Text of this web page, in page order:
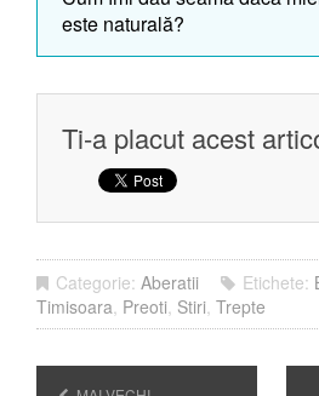
este naturală?
Ti-a placut acest
Categorie: Aberatii Etichete:
Timisoara, Preoti, Stiri, Trepte